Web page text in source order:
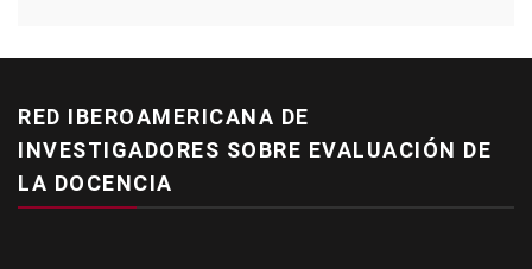
RED IBEROAMERICANA DE
INVESTIGADORES SOBRE EVALUACIÓN DE
LA DOCENCIA